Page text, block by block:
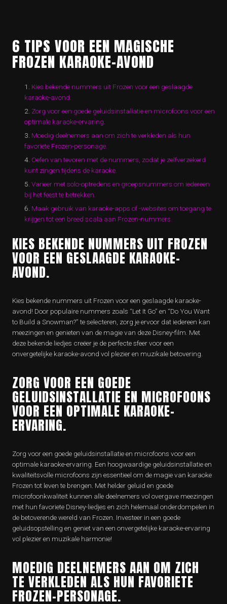
6 TIPS VOOR EEN MAGISCHE
FROZEN KARAOKE-AVOND
Kies bekende nummers uit Frozen voor een geslaagde
karaoke-avond.
Zorg voor een goede geluidsinstallatie en microfoons voor een
optimale karaoke-ervaring.
Moedig deelnemers aan om zich te verkleden als hun
favoriete Frozen-personage.
Oefen van tevoren met de nummers, zodat je zelfverzekerd
kunt zingen tijdens de karaoke.
Varieer met solo-optredens en groepsnummers om iedereen
bij het feest te betrekken.
Maak gebruik van karaoke-apps of -websites om toegang te
krijgen tot een breed scala aan Frozen-nummers.
KIES BEKENDE NUMMERS UIT FROZEN
VOOR EEN GESLAAGDE KARAOKE-
AVOND.
Kies bekende nummers uit Frozen voor een geslaagde karaoke-
avond! Door populaire nummers zoals “Let It Go” en “Do You Want
to Build a Snowman?” te selecteren, zorg je ervoor dat iedereen kan
meezingen en genieten van de magie van deze Disney-film. Met
deze bekende liedjes creëer je de perfecte sfeer voor een
onvergetelijke karaoke-avond vol plezier en muzikale betovering.
ZORG VOOR EEN GOEDE
GELUIDSINSTALLATIE EN MICROFOONS
VOOR EEN OPTIMALE KARAOKE-
ERVARING.
Zorg voor een goede geluidsinstallatie en microfoons voor een
optimale karaoke-ervaring. Een hoogwaardige geluidsinstallatie en
kwaliteitsvolle microfoons zijn essentieel om de magie van karaoke
Frozen tot leven te brengen. Met helder geluid en goede
microfoonkwaliteit kunnen alle deelnemers vol overgave meezingen
met hun favoriete Disney-liedjes en zich helemaal onderdompelen in
de betoverende wereld van Frozen. Investeer in een goede
geluidsopstelling en geniet van een onvergetelijke karaoke-ervaring
vol plezier en muzikale harmonie!
MOEDIG DEELNEMERS AAN OM ZICH
TE VERKLEDEN ALS HUN FAVORIETE
FROZEN-PERSONAGE.